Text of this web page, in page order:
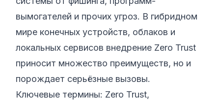
вымогателей и прочих угроз. В гибридном
мире конечных устройств, облаков и
локальных сервисов внедрение Zero Trust
приносит множество преимуществ, но и
порождает серьёзные вызовы.
Ключевые термины: Zero Trust,